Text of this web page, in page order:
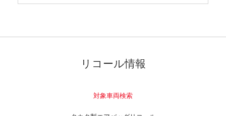
リコール情報
対象車両検索